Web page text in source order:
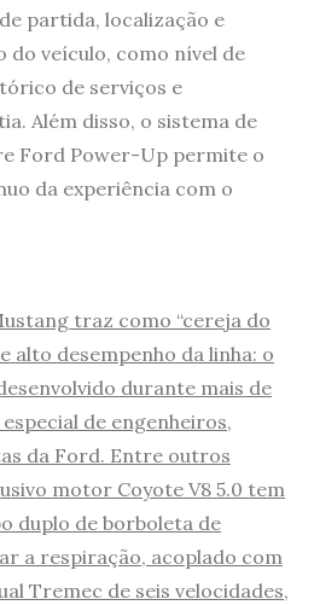
partida, localização e
do veículo, como nível de
de serviços e
Além disso, o sistema de
Ford Power-Up permite o
da experiência com o
traz como “cereja do
alto desempenho da linha: o
durante mais de
de engenheiros,
da Ford. Entre outros
motor Coyote V8 5.0 tem
duplo de borboleta de
a respiração, acoplado com
Tremec de seis velocidades,